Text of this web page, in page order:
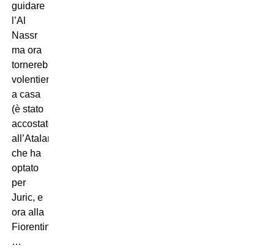
guidare
l’Al
Nassr
ma ora
tornerebbe
volentieri
a casa
(è stato
accostato
all’Atalanta,
che ha
optato
per
Juric, e
ora alla
Fiorentina)
…